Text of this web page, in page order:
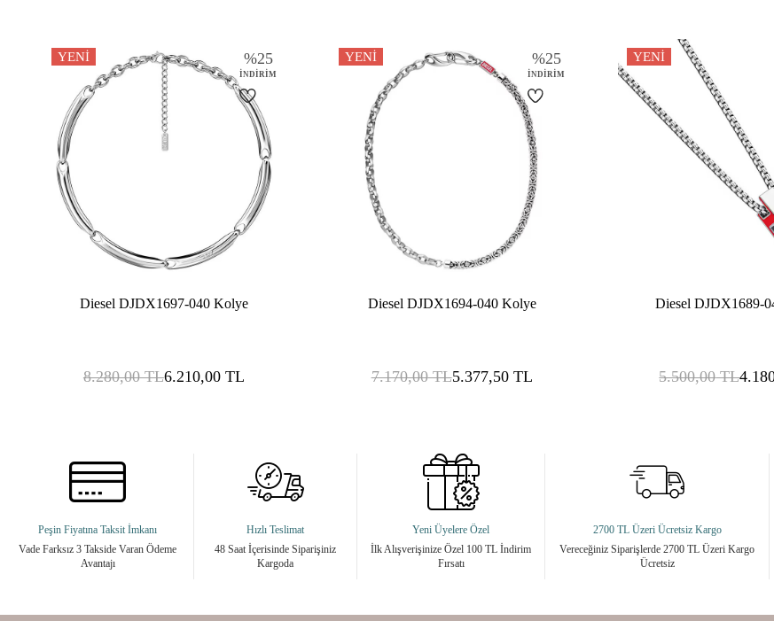
YENI %25
İNDIRIM
Diesel DJDX1697-040 Kolye
8.280,00TL6.210,00TL
YENI %25
İNDIRIM
Diesel DJDX1694-040 Kolye
7.170,00TL5.377,50TL
YENI
Diesel DJDX1689-
5.500,00TL
Peşin Fiyatına Taksit İmkanı
Vade Farksız 3 Takside Varan Ödeme
Avantajı
Hızlı Teslimat
48 Saat İçerisinde Siparişiniz
Kargoda
Yeni Üyelere Özel
İlk Alışverişinize Özel 100 TL İndirim
Fırsatı
2700 TL Üzeri Ücretsiz Kargo
Vereceğiniz Siparişlerde 2700 TL Üzeri Kargo
Ücretsiz